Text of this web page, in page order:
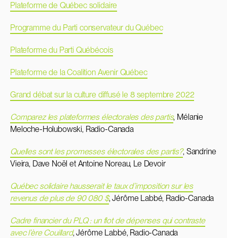
Plateforme de Québec solidaire
Programme du Parti conservateur du Québec
Plateforme du Parti Québécois
Plateforme de la Coalition Avenir Québec
Grand débat sur la culture diffusé le 8 septembre 2022
Comparez les plateformes électorales des partis, Mélanie
Meloche-Holubowski, Radio-Canada
Quelles sont les promesses électorales des partis?, Sandrine
Vieira, Dave Noël et Antoine Noreau, Le Devoir
Québec solidaire hausserait le taux d’imposition sur les
revenus de plus de 90 080 $, Jérôme Labbé, Radio-Canada
Cadre financier du PLQ : un flot de dépenses qui contraste
avec l’ère Couillard, Jérôme Labbé, Radio-Canada